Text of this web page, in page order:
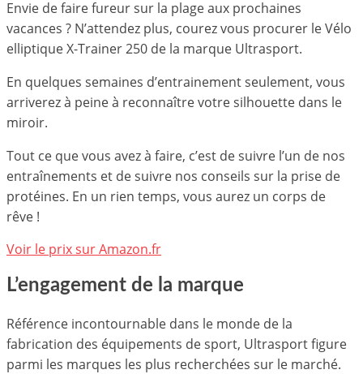
Envie de faire fureur sur la plage aux prochaines
vacances ? N’attendez plus, courez vous procurer le Vélo
elliptique X-Trainer 250 de la marque Ultrasport.
En quelques semaines d’entrainement seulement, vous
arriverez à peine à reconnaître votre silhouette dans le
miroir.
Tout ce que vous avez à faire, c’est de suivre l’un de nos
entraînements et de suivre nos conseils sur la prise de
protéines. En un rien temps, vous aurez un corps de
rêve !
Voir le prix sur Amazon.fr
L’engagement de la marque
Référence incontournable dans le monde de la
fabrication des équipements de sport, Ultrasport figure
parmi les marques les plus recherchées sur le marché.